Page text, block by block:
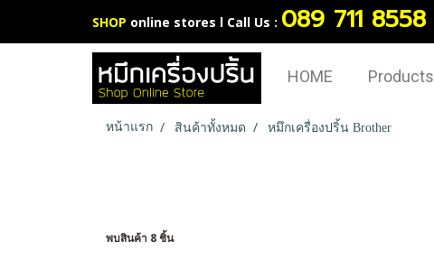
SHOP online stores l Call Us : 089 711 8558
HOME Products
หน้าแรก สินค้าทั้งหมด หมึกเครื่องปริ้น Brother
พบสินค้า 8 ชิ้น